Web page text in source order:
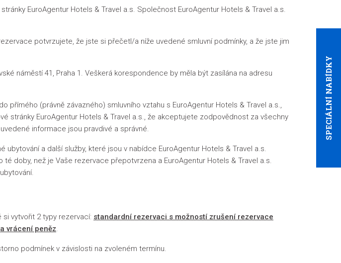
SPECIÁLNÍ NABÍDKY
EuroAgentur Hotels & Travel a.s. Společnost EuroAgentur Hotels & Travel a.s.
potvrzujete, že jste si přečetl/a níže uvedené smluvní podmínky, a že jste jim
náměstí 41, Praha 1. Veškerá korespondence by měla být zasílána na adresu
(právně závazného) smluvního vztahu s EuroAgentur Hotels & Travel a.s.,
stránky EuroAgentur Hotels & Travel a.s., že akceptujete zodpovědnost za všechny
informace jsou pravdivé a správné.
a další služby, které jsou v nabídce EuroAgentur Hotels & Travel a.s.
doby, než je Vaše rezervace přepotvrzena a EuroAgentur Hotels & Travel a.s.
vytvořit 2 typy rezervací: standardní rezervaci s možností zrušení rezervace
vrácení peněz.
podmínek v závislosti na zvoleném termínu.